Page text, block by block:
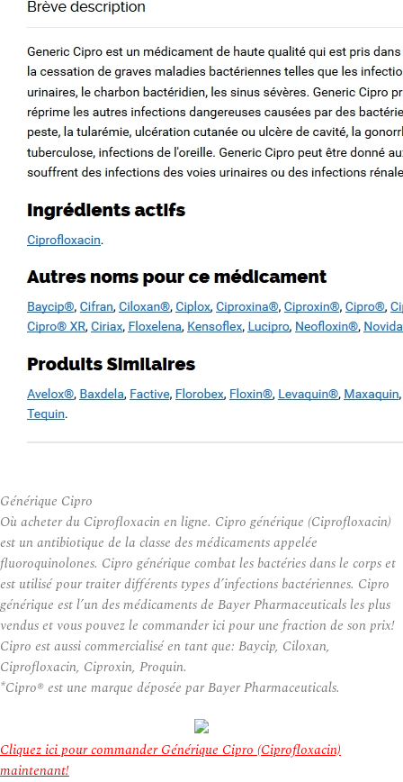
Générique Cipro
Où acheter du Ciprofloxacin en ligne. Cipro générique (Ciprofloxacin)
est un antibiotique de la classe des médicaments appelée
fluoroquinolones. Cipro générique combat les bactéries dans le corps et
est utilisé pour traiter différents types d’infections bactériennes. Cipro
générique est l’un des médicaments de Bayer Pharmaceuticals les plus
vendus et vous pouvez le commander ici pour une fraction de son prix!
Cipro est aussi commercialisé en tant que: Baycip, Ciloxan,
Ciprofloxacin, Ciproxin, Proquin.
*Cipro® est une marque déposée par Bayer Pharmaceuticals.
Cliquez ici pour commander Générique Cipro (Ciprofloxacin)
maintenant!